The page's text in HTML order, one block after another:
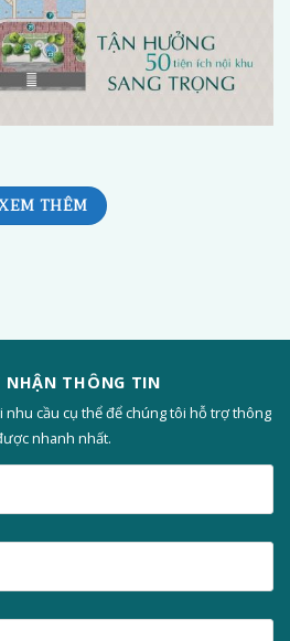
THÊM
NHẬN THÔNG TIN
nhu cầu cụ thể để chúng tôi hỗ trợ thông
nhanh nhất.